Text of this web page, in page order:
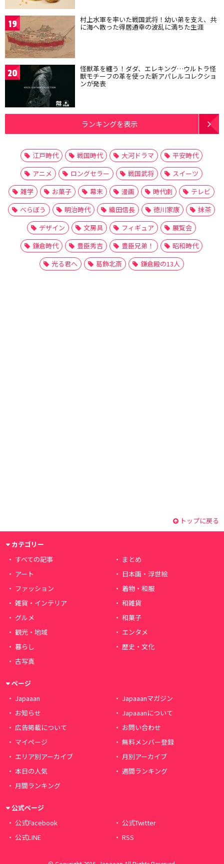
19 村上水軍を率いた戦国武将！幼い弟を支え、共
に海へ散った得居通幸の波乱に満ちた生涯
20 怪獣革を纏う！ダダ、エレキング…ウルトラ怪
獣モチーフの革を使った新アパレルコレクショ
ンが発表
ランキングを表示
江戸時代 戦国時代 大河ドラマ
平安時代
アニメ
ロングセラー 戦国武将
スイーツ
雑学
お菓子 幕末 漫画 時代劇
テレビ
べらぼう
明治時代 織田信長 徳川家康
抹茶
デザイン
文房具 フィギュア
展覧会
鎌倉時代
豊臣秀吉 豊臣兄弟！
昭和時代
光る君へ
葛飾北斎 鎌倉殿の13人
トップに戻る
カテゴリー
すべての記事
まとめ
アート
日本画・浮世絵
ファッション
着物・和服
雑貨・インテリア
和雑貨
グルメ
和菓子
観光・地域
エンタメ
暮らし
歴史・文化
古写真
ページ
Japaaan
Japaaanマガジン
お知らせ
Japaaanについて
広告掲載について
お問い合わせ
マイページ
無料メンバー登録
エリア別アーカイブ
月別アーカイブ
本日の人気
週間ランキング
月間ランキング
公式ページ
公式Facebook
公式Twitter
公式LINE
RSS